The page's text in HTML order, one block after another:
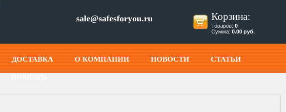
sale@safesforyou.ru Корзина:
Товаров: 0
Сумма: 0.00 руб.
ДОСТАВКА О КОМПАНИИ НОВОСТИ СТАТЬИ